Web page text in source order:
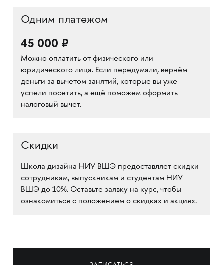
Одним платежом
45 000 ₽
Можно оплатить от физического или
юридического лица. Если передумали, вернём
деньги за вычетом занятий, которые вы уже
успели посетить, а ещё поможем оформить
налоговый вычет.
Скидки
Школа дизайна НИУ ВШЭ предоставляет скидки
сотрудникам, выпускникам и студентам НИУ
ВШЭ до 10%. Оставьте заявку на курс, чтобы
ознакомиться с положением о скидках и акциях.